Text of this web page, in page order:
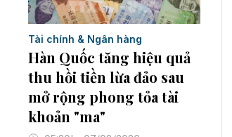
Tài chính & Ngân hàng
Hàn Quốc tăng hiệu quả
thu hồi tiền lừa đảo sau
mở rộng phong tỏa tài
khoản "ma"